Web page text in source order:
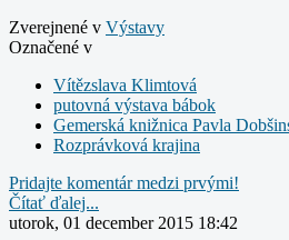
Zverejnené v Výstavy
Označené v
Vítězslava Klimtová
putovná výstava bábok
Gemerská knižnica Pavla
Rozprávková krajina
Pridajte komentár medzi prvými!
Čítať ďalej...
utorok, 01 december 2015 18:42